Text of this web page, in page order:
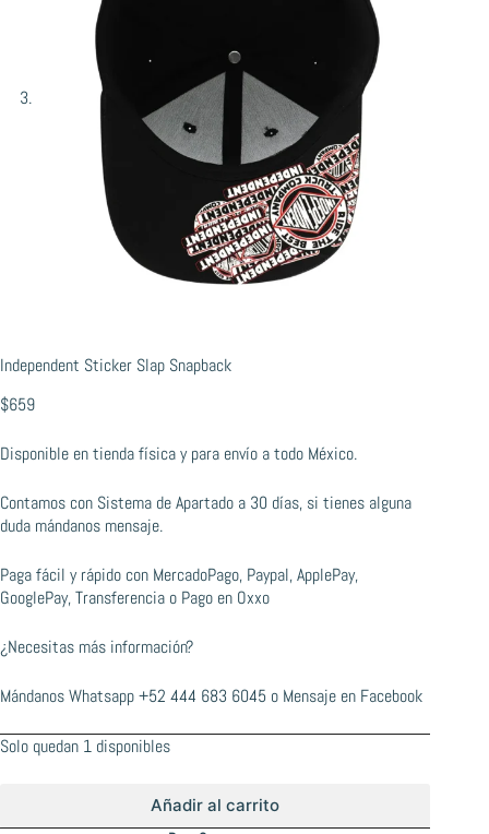
Independent Sticker Slap Snapback
$659
Disponible en tienda física y para envío a todo México.
Contamos con Sistema de Apartado a 30 días, si tienes alguna
duda mándanos mensaje.
Paga fácil y rápido con MercadoPago, Paypal, ApplePay,
GooglePay, Transferencia o Pago en Oxxo
¿Necesitas más información?
Mándanos Whatsapp+52 444 683 6045 o Mensaje en Facebook
Solo quedan 1 disponibles
Añadir al carrito